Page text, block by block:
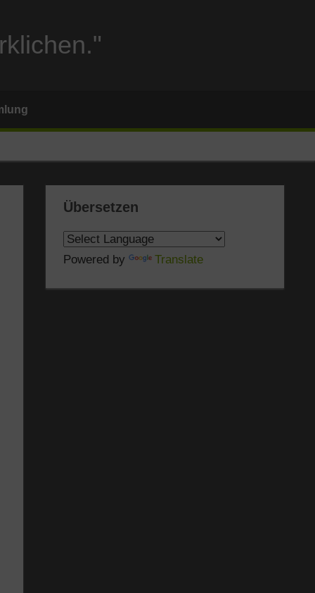
Übersetzen
Powered by Translate